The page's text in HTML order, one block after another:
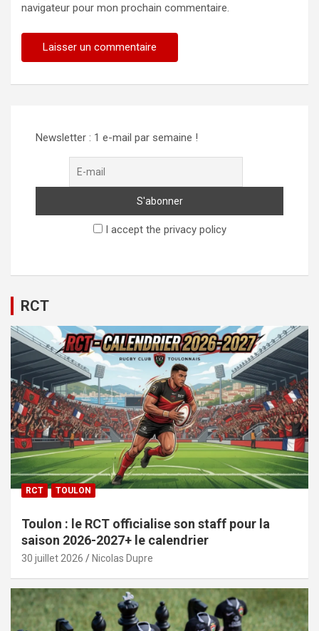
navigateur pour mon prochain commentaire.
Newsletter : 1 e-mail par semaine !
I accept the privacy policy
RCT
RCT TOULON
Toulon : le RCT officialise son staff pour la
saison 2026-2027+ le calendrier
30 juillet 2026 Nicolas Dupre